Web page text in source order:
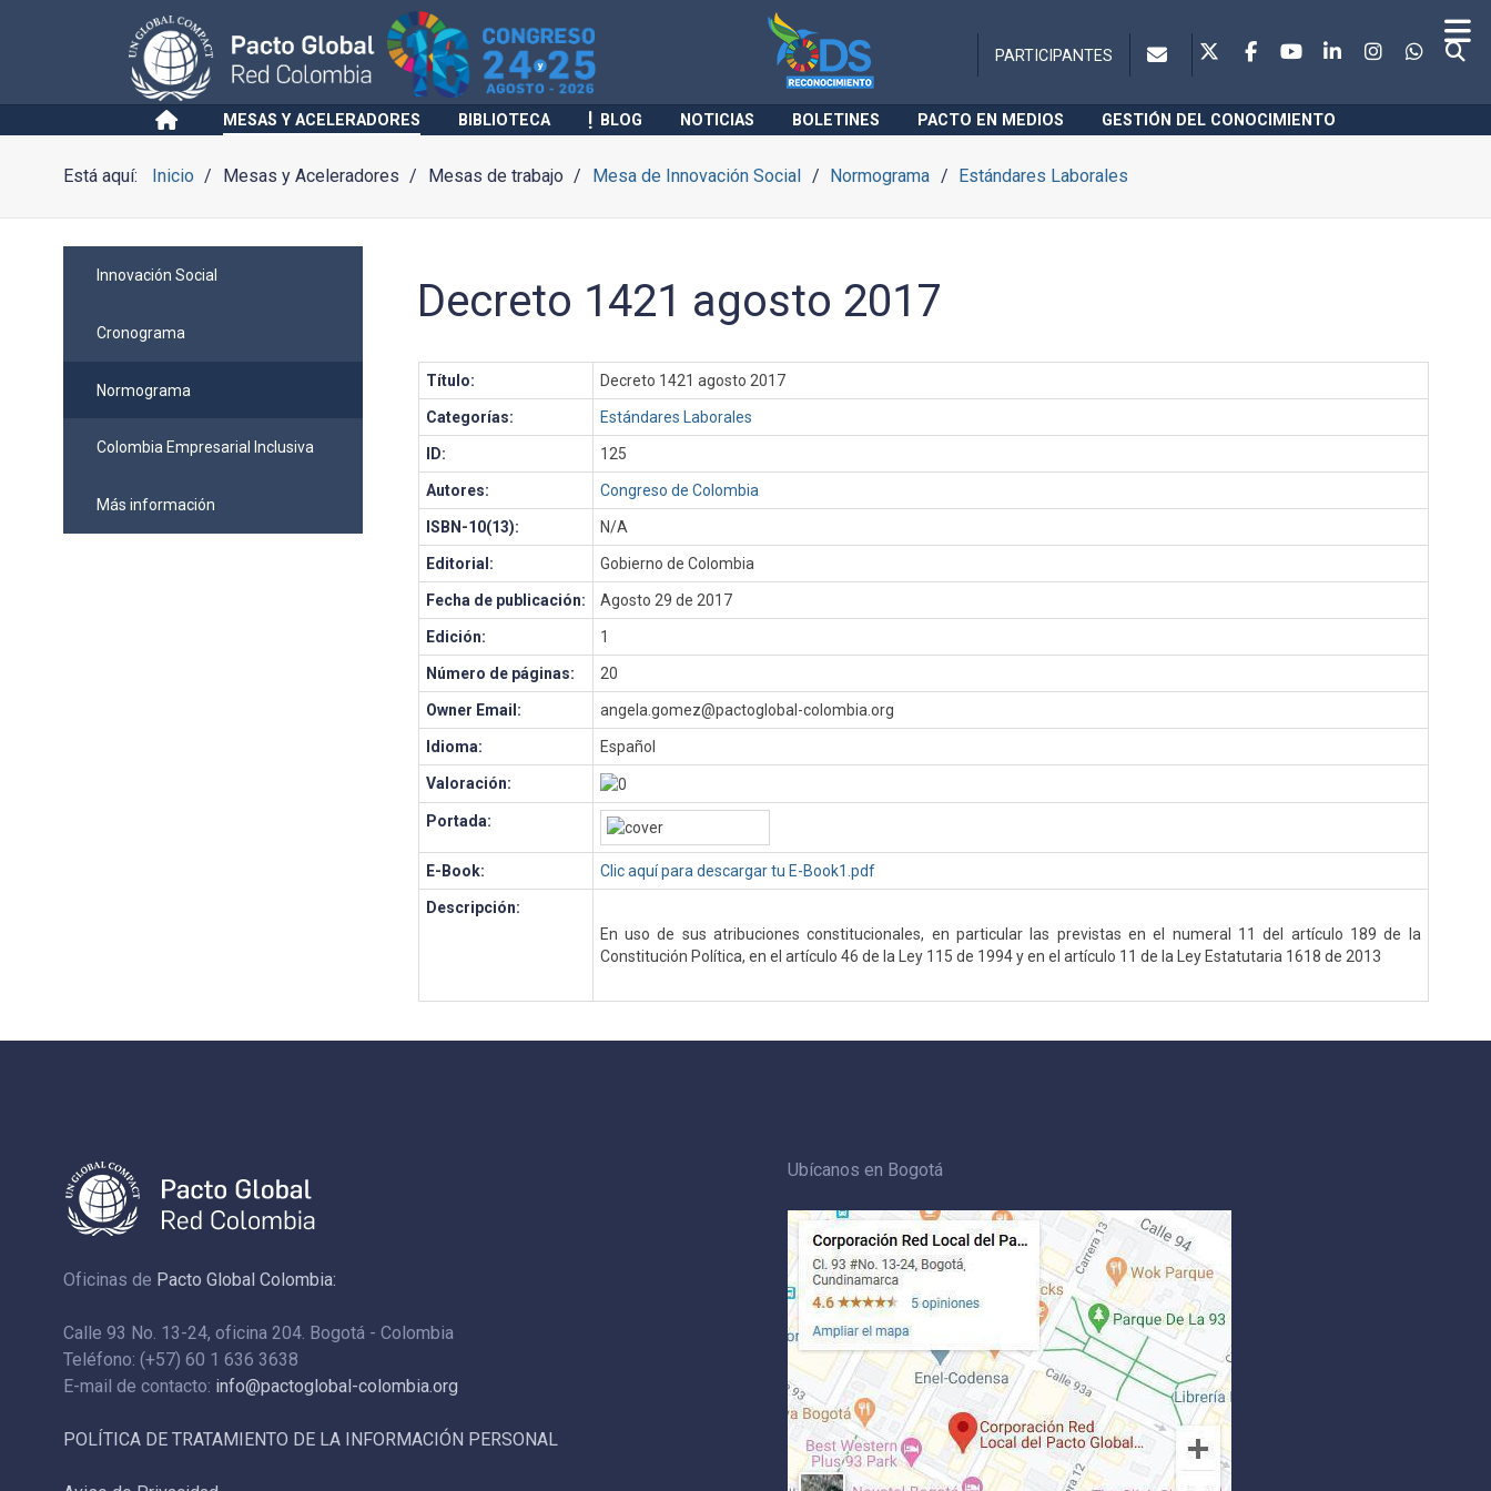
PARTICIPANTES
MESAS Y ACELERADORES BIBLIOTECA BLOG NOTICIAS BOLETINES PACTO EN MEDIOS GESTIÓN DEL CONOCIMIENTO
Está aquí: Inicio Mesas y Aceleradores Mesas de trabajo Mesa de Innovación Social Normograma Estándares Laborales
Innovación Social
Cronograma
Normograma
Colombia Empresarial Inclusiva
Más información
Decreto 1421 agosto 2017
Título: Decreto 1421 agosto 2017
Categorías: Estándares Laborales
ID: 125
Autores: Congreso de Colombia
ISBN-10(13): N/A
Editorial: Gobierno de Colombia
Fecha de publicación: Agosto 29 de 2017
Edición: 1
Número de páginas: 20
Owner Email: angela.gomez@pactoglobal-colombia.org
Idioma: Español
Valoración:
Portada:
E-Book: Clic aquí para descargar tu E-Book1.pdf
Descripción:
En uso de sus atribuciones constitucionales, en particular las previstas en el numeral 11 del artículo 189 de la
Constitución Política, en el artículo 46 de la Ley 115 de 1994 y en el artículo 11 de la Ley Estatutaria 1618 de 2013
Oficinas de Pacto Global Colombia:
Calle 93 No. 13-24, oficina 204. Bogotá - Colombia
Teléfono: (+57) 60 1 636 3638
E-mail de contacto: info@pactoglobal-colombia.org
POLÍTICA DE TRATAMIENTO DE LA INFORMACIÓN PERSONAL
Ubícanos en Bogotá